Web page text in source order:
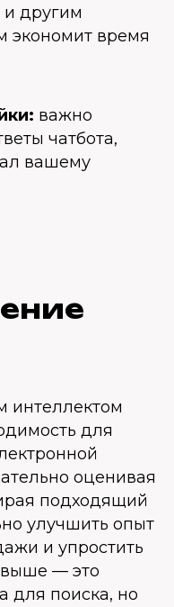
и другим
экономит время
важно
чатбота,
вашему
интеллектом
для
оценивая
подходящий
улучшить опыт
и упростить
выше — это
для поиска, но